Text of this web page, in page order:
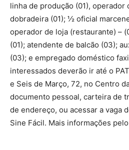
linha de produção (01), operador
dobradeira (01); ½ oficial
operador de loja (restaurante) –
(01); atendente de balcão (03);
(03); e empregado doméstico
interessados deverão ir até o
e Seis de Março, 72, no Centro
documento pessoal, carteira de
de endereço, ou acessar a vaga
Sine Fácil. Mais informações